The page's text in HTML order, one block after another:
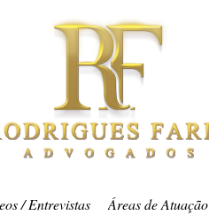
/ Entrevistas Áreas de Atuação